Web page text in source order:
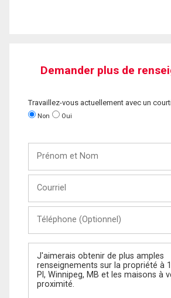
Demander plus de
Travaillez-vous actuellement avec un
Non Oui
Nom
(Optionnel)
Message